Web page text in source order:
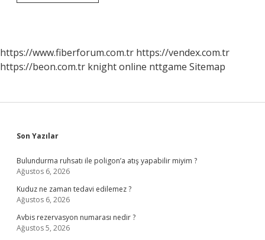
2
https://www.fiberforum.com.tr https://vendex.com.tr
https://beon.com.tr knight online nttgame Sitemap
Sidebar
Son Yazılar
Bulundurma ruhsatı ile poligon’a atış yapabilir miyim ?
Ağustos 6, 2026
Kuduz ne zaman tedavi edilemez ?
Ağustos 6, 2026
Avbis rezervasyon numarası nedir ?
Ağustos 5, 2026